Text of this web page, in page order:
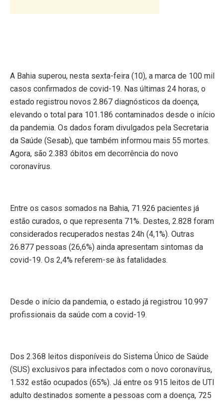
A Bahia superou, nesta sexta-feira (10), a marca de 100 mil
casos confirmados de covid-19. Nas últimas 24 horas, o
estado registrou novos 2.867 diagnósticos da doença,
elevando o total para 101.186 contaminados desde o início
da pandemia. Os dados foram divulgados pela Secretaria
da Saúde (Sesab), que também informou mais 55 mortes.
Agora, são 2.383 óbitos em decorrência do novo
coronavírus.
Entre os casos somados na Bahia, 71.926 pacientes já
estão curados, o que representa 71%. Destes, 2.828 foram
considerados recuperados nestas 24h (4,1%). Outras
26.877 pessoas (26,6%) ainda apresentam sintomas da
covid-19. Os 2,4% referem-se às fatalidades.
Desde o início da pandemia, o estado já registrou 10.997
profissionais da saúde com a covid-19.
Dos 2.368 leitos disponíveis do Sistema Único de Saúde
(SUS) exclusivos para infectados com o novo coronavírus,
1.532 estão ocupados (65%). Já entre os 915 leitos de UTI
adulto destinados somente a pessoas com a doença, 725